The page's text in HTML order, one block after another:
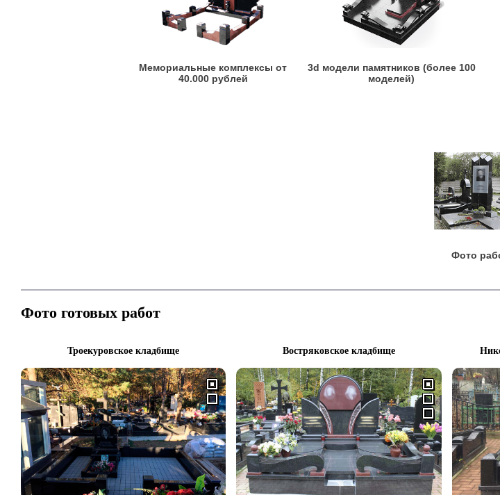
Мемориальные комплексы от
40.000 рублей
3d модели памятников (более 100
моделей)
Фото
Фото готовых работ
Троекуровское кладбище Востряковское кладбище